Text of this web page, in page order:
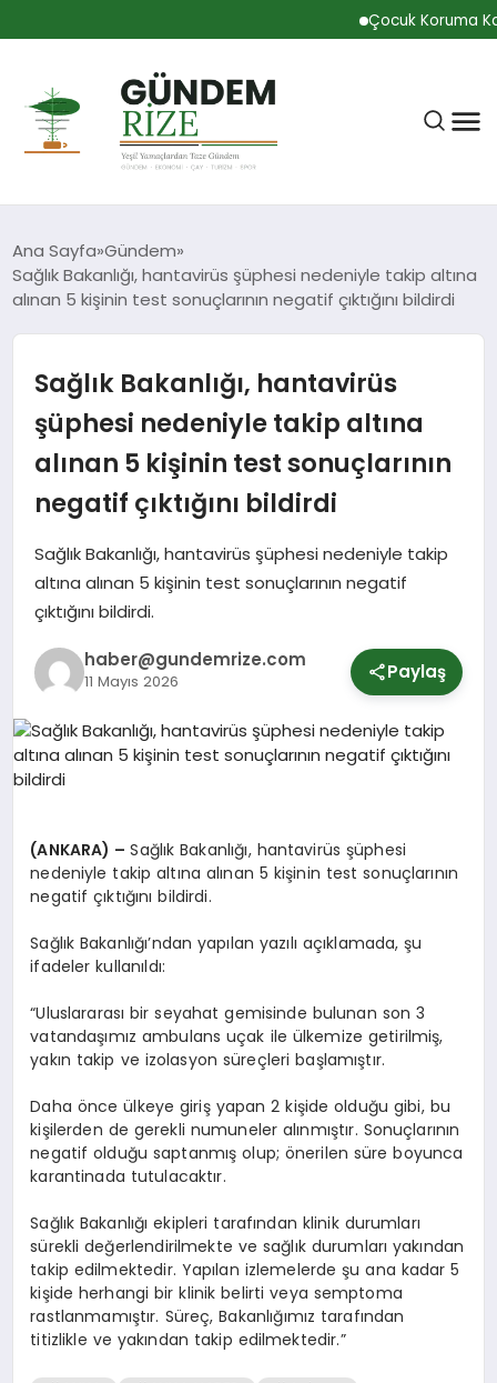
Çocuk Koruma
RIZE
BÜLTEN
GÜNDEM
SPOR
Ana Sayfa Gündem
Sağlık Bakanlığı, hantavirüs şüphesi nedeniyle takip altına
alınan 5 kişinin test sonuçlarının negatif çıktığını bildirdi
Sağlık Bakanlığı, hantavirüs
şüphesi nedeniyle takip altına
alınan 5 kişinin test sonuçlarının
negatif çıktığını bildirdi
Sağlık Bakanlığı, hantavirüs şüphesi nedeniyle takip
altına alınan 5 kişinin test sonuçlarının negatif
çıktığını bildirdi.
haber@gundemrize.com
11 Mayıs 2026 Paylaş
(ANKARA) –Sağlık Bakanlığı, hantavirüs şüphesi
nedeniyle takip altına alınan 5 kişinin test sonuçlarının
negatif çıktığını bildirdi.
Sağlık Bakanlığı’ndan yapılan yazılı açıklamada, şu
ifadeler kullanıldı:
“Uluslararası bir seyahat gemisinde bulunan son 3
vatandaşımız ambulans uçak ile ülkemize getirilmiş,
yakın takip ve izolasyon süreçleri başlamıştır.
Daha önce ülkeye giriş yapan 2 kişide olduğu gibi, bu
kişilerden de gerekli numuneler alınmıştır. Sonuçlarının
negatif olduğu saptanmış olup; önerilen süre boyunca
karantinada tutulacaktır.
Sağlık Bakanlığı ekipleri tarafından klinik durumları
sürekli değerlendirilmekte ve sağlık durumları yakından
takip edilmektedir. Yapılan izlemelerde şu ana kadar 5
kişide herhangi bir klinik belirti veya semptoma
rastlanmamıştır. Süreç, Bakanlığımız tarafından
titizlikle ve yakından takip edilmektedir.”